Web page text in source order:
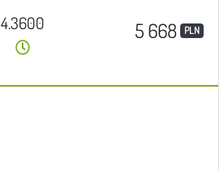
4.3600 5 668 PLN